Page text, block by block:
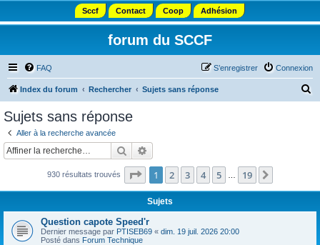
Sccf Contact Coop Adhésion
forum du SCCF
FAQ Connexion
S’enregistrer
Index du forum Rechercher Sujets sans réponse
c
Sujets sans réponse
Aller à la recherche avancée
Rechercher
930 résultats trouvés Page 1sur19
1 2 3 4 5 19
Sujets
Question capote Speed'r
Dernier message par PTISEB69 « dim. 19 juil. 2026 20:00
Posté dans Forum Technique